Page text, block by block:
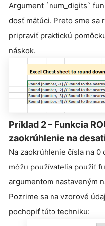
Argument `num_digits`
dosť mätúci. Preto sme sa
pripraviť praktickú
náskok.
Príklad 2 – Funkcia
zaokrúhlenie na
Na zaokrúhlenie čísla na 0
môžu používatelia použiť
argumentom nastaveným
Pozrime sa na vzorové
pochopiť túto techniku: